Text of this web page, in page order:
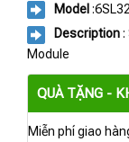
là:
Model :
Description:
Module
QUÀ TẶNG -
Miễn phí giao